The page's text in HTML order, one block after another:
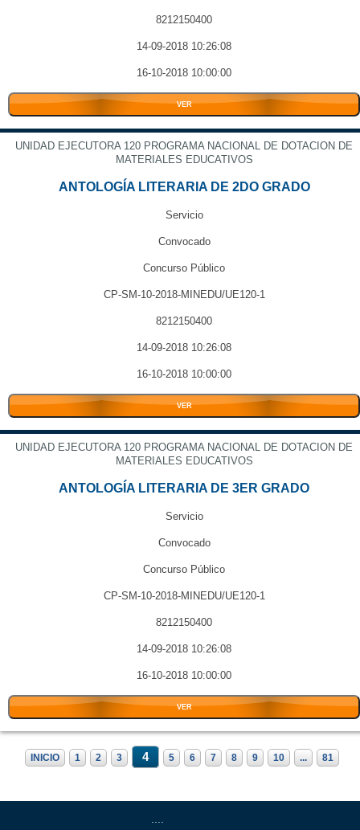
8212150400
14-09-2018 10:26:08
16-10-2018 10:00:00
VER
UNIDAD EJECUTORA 120 PROGRAMA NACIONAL DE DOTACION DE
MATERIALES EDUCATIVOS
ANTOLOGÍA LITERARIA DE 2DO GRADO
Servicio
Convocado
Concurso Público
CP-SM-10-2018-MINEDU/UE120-1
8212150400
14-09-2018 10:26:08
16-10-2018 10:00:00
VER
UNIDAD EJECUTORA 120 PROGRAMA NACIONAL DE DOTACION DE
MATERIALES EDUCATIVOS
ANTOLOGÍA LITERARIA DE 3ER GRADO
Servicio
Convocado
Concurso Público
CP-SM-10-2018-MINEDU/UE120-1
8212150400
14-09-2018 10:26:08
16-10-2018 10:00:00
VER
INICIO 1 2 3 4 5 6 7 8 9 10 ... 81